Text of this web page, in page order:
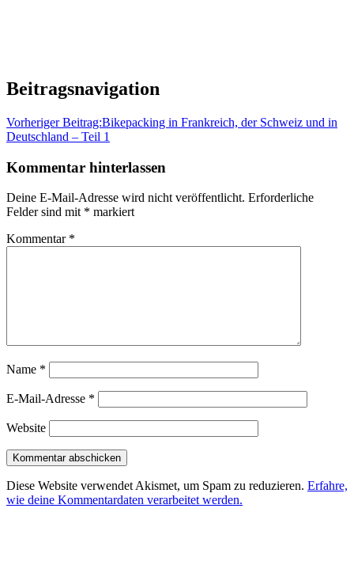
Beitragsnavigation
Vorheriger Beitrag:Bikepacking in Frankreich, der Schweiz und in
Deutschland – Teil 1
Kommentar hinterlassen
Deine E-Mail-Adresse wird nicht veröffentlicht. Erforderliche
Felder sind mit * markiert
Kommentar *
Name *
E-Mail-Adresse *
Website
Diese Website verwendet Akismet, um Spam zu reduzieren. Erfahre,
wie deine Kommentardaten verarbeitet werden.